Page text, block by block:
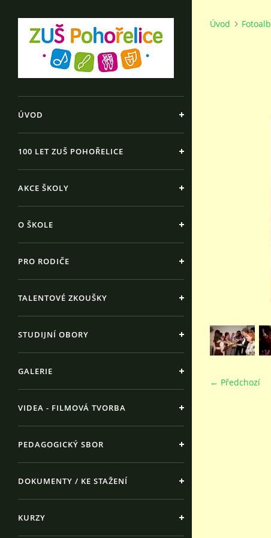
ÚVOD
100 LET ZUŠ POHOŘELICE
AKCE ŠKOLY
O ŠKOLE
PRO RODIČE
TALENTOVÉ ZKOUŠKY
STUDIJNÍ OBORY
GALERIE
VIDEA - FILMOVÁ TVORBA
PEDAGOGICKÝ SBOR
DOKUMENTY / KE STAŽENÍ
KURZY
Úvod
← Předchozí